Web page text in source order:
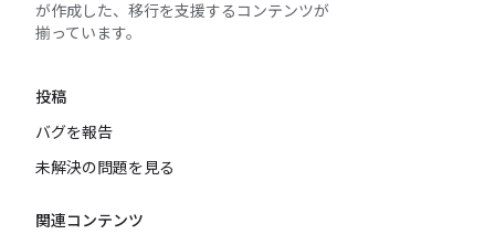
が作成した、移行を支援するコンテンツが
揃っています。
投稿
バグを報告
未解決の問題を見る
関連コンテンツ